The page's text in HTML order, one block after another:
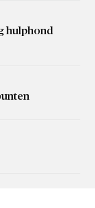
hulphond